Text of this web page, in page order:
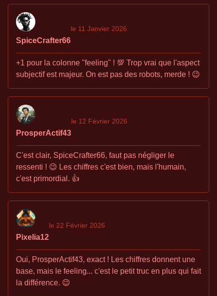
SpiceCrafter66
le 11 Janvier 2026
+1 pour la colonne "feeling" ! 💯 Trop vrai que l'aspect
subjectif est majeur. On est pas des robots, merde ! 😉
ProsperActif43
le 12 Février 2026
C'est clair, SpiceCrafter66, faut pas négliger le
ressenti ! 😉 Les chiffres c'est bien, mais l'humain,
c'est primordial. 👍
Pixelia12
le 22 Février 2026
Oui, ProsperActif43, exact ! Les chiffres donnent une
base, mais le feeling... c'est le petit truc en plus qui fait
la différence. 😉